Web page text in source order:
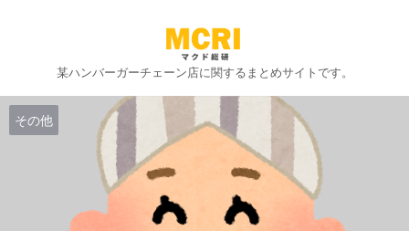
某ハンバーガーチェーン店に関するまとめサイトです。
その他